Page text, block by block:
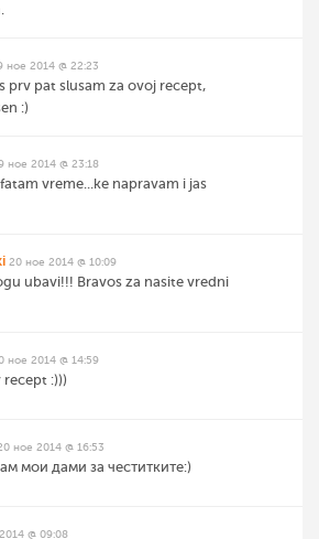
ное 2014 @ 22:23
prv pat slusam za ovoj recept,
:)
ное 2014 @ 23:18
vreme...ke napravam i jas
20 ное 2014 @ 10:09
ubavi!!! Bravos za nasite vredni
ное 2014 @ 14:59
:)))
ное 2014 @ 16:53
мои дами за честитките:)
@ 09:08